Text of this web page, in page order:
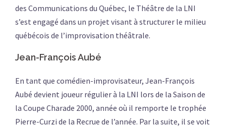
des Communications du Québec, le Théâtre de la LNI
s’est engagé dans un projet visant à structurer le milieu
québécois de l’improvisation théâtrale.
Jean-François Aubé
En tant que comédien-improvisateur, Jean-François
Aubé devient joueur régulier à la LNI lors de la Saison de
la Coupe Charade 2000, année où il remporte le trophée
Pierre-Curzi de la Recrue de l’année. Par la suite, il se voit